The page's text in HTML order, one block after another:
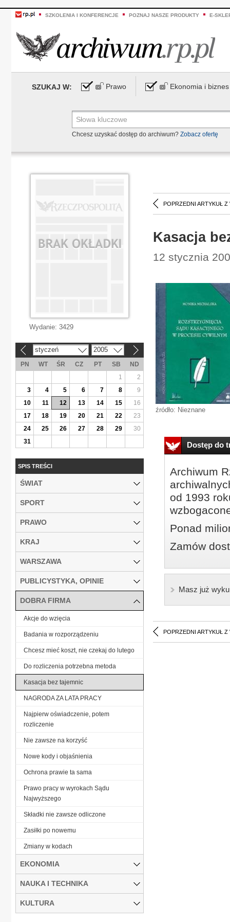
SZKOLENIA I KONFERENCJE POZNAJ NASZE PRODUKTY E-
SZUKAJ W: Prawo Ekonomia i biznes
Chcesz uzyskać dostęp do archiwum? Zobacz ofertę
POPRZEDNI ARTYKUŁ Z
Kasacja
12 stycznia
źródło: Nieznane
Dostęp do
Archiwum
od 1993
Ponad
Zamów
Masz już
POPRZEDNI ARTYKUŁ Z
Wydanie: 3429
styczeń 2005
PN WT ŚR CZ PT SB
ND
1
2
3
4 5 6 7 8
9
10
11 12 13 14 15
16
17
18 19 20 21 22
23
24
25 26 27 28 29
30
31
SPIS TREŚCI
ŚWIAT
SPORT
PRAWO
KRAJ
WARSZAWA
PUBLICYSTYKA, OPINIE
DOBRA FIRMA
Akcje do wzięcia
Badania w rozporządzeniu
Chcesz mieć koszt, nie czekaj do lutego
Do rozliczenia potrzebna metoda
Kasacja bez tajemnic
NAGRODA ZA LATA PRACY
Najpierw oświadczenie, potem
rozliczenie
Nie zawsze na korzyść
Nowe kody i objaśnienia
Ochrona prawie ta sama
Prawo pracy w wyrokach Sądu
Najwyższego
Składki nie zawsze odliczone
Zasiłki po nowemu
Zmiany w kodach
EKONOMIA
NAUKA I TECHNIKA
KULTURA